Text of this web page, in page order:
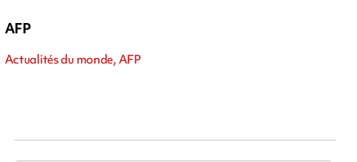
AFP
Actualités du monde, AFP